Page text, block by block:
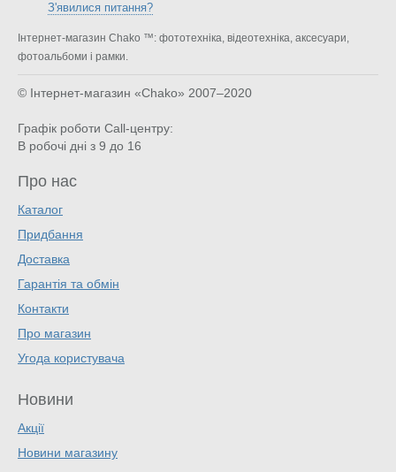
З'явилися питання?
Інтернет-магазин Chako ™: фототехніка, відеотехніка, аксесуари,
фотоальбоми і рамки.
© Інтернет-магазин «Chako» 2007–2020
Графік роботи Call-центру:
В робочі дні з 9 до 16
Про нас
Каталог
Придбання
Доставка
Гарантія та обмін
Контакти
Про магазин
Угода користувача
Новини
Акції
Новини магазину